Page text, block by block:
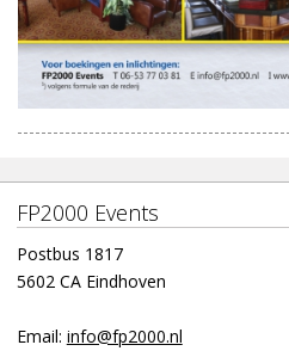
FP2000 Events
Postbus 1817
5602 CA Eindhoven
Email: info@fp2000.nl